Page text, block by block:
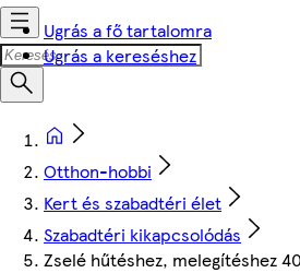
Ugrás a fő tartalomra
Ugrás a kereséshez
Otthon-hobbi
Kert és szabadtéri élet
Szabadtéri kikapcsolódás
Zselé hűtéshez, melegítéshez